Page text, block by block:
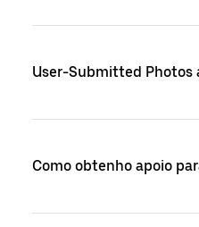
User-Submitted Photos
Como obtenho apoio